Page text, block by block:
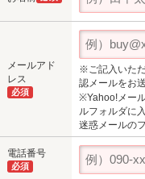
メールアド
レス
必須
※ご記入いた
認メールをお
※Yahoo!メー
ルフォルダに
迷惑メールの
電話番号
必須